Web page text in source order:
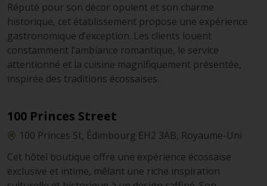
Réputé pour son décor opulent et son charme
historique, cet établissement propose une expérience
gastronomique d’exception. Les clients louent
constamment l’ambiance romantique, le service
attentionné et la cuisine magnifiquement présentée,
inspirée des traditions écossaises.
100 Princes Street
100 Princes St, Édimbourg EH2 3AB, Royaume-Uni
Cet hôtel boutique offre une expérience écossaise
exclusive et intime, mêlant une riche inspiration